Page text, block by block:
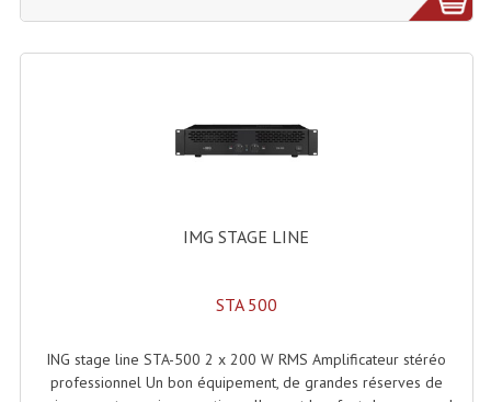
IMG STAGE LINE
STA 500
ING stage line STA-500 2 x 200 W RMS Amplificateur stéréo
professionnel Un bon équipement, de grandes réserves de